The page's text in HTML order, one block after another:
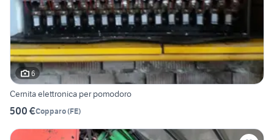
6
Cernita elettronica per pomodoro
500 €Copparo(FE)